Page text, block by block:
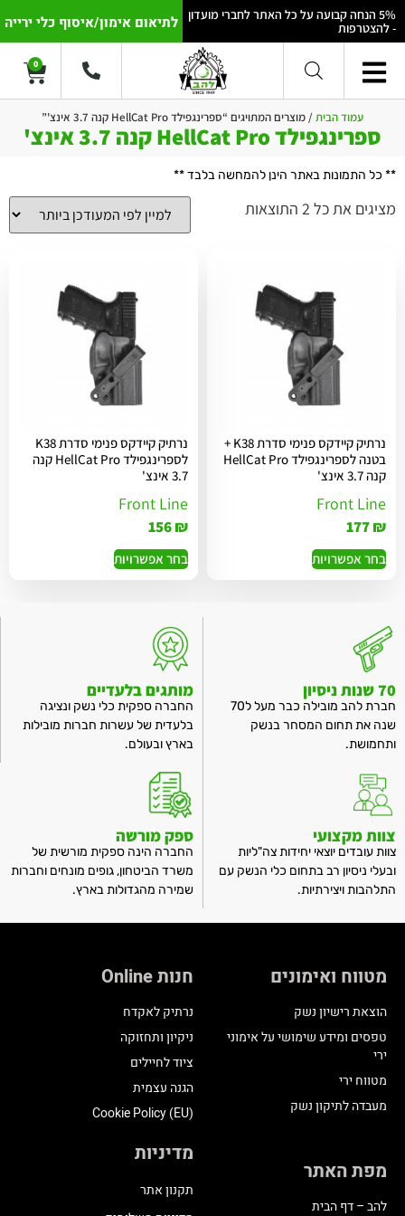
5% הנחה קבועה על כל האתר לחברי מועדון
- להצטרפות
לתיאום אימון/איסוף כלי ירייה
0
עמוד הבית / מוצרים המתויגים “ספרינגפילד HellCat Pro קנה 3.7 אינצ'”
ספרינגפילד HellCat Pro קנה 3.7 אינצ'
** כל התמונות באתר הינן להמחשה בלבד **
מציגים את כל ⁦2⁩ התוצאות
נרתיק קיידקס פנימי סדרת K38 +
בטנה לספרינגפילד HellCat Pro
קנה 3.7 אינצ'
Front Line
177₪
בחר אפשרויות
נרתיק קיידקס פנימי סדרת K38
לספרינגפילד HellCat Pro קנה
3.7 אינצ'
Front Line
156₪
בחר אפשרויות
70 שנות ניסיון
חברת להב מובילה כבר מעל ל70
שנה את תחום המסחר בנשק
ותחמושת.
מותגים בלעדיים
החברה ספקית כלי נשק ונציגה
בלעדית של עשרות חברות מובילות
בארץ ובעולם.
צוות מקצועי
צוות עובדים יוצאי יחידות צה"ליות
ובעלי ניסיון רב בתחום כלי הנשק עם
התלהבות ויצירתיות.
ספק מורשה
החברה הינה ספקית מורשית של
משרד הביטחון, גופים מונחים וחברות
שמירה מהגדולות בארץ.
מטווח ואימונים
הוצאת רישיון נשק
טפסים ומידע שימושי על אימוני
ירי
מטווח ירי
מעבדה לתיקון נשק
חנות Online
נרתיק לאקדח
ניקיון ותחזוקה
ציוד לחיילים
הגנה עצמית
Cookie Policy (EU)
מפת האתר
להב – דף הבית
מדיניות
תקנון אתר